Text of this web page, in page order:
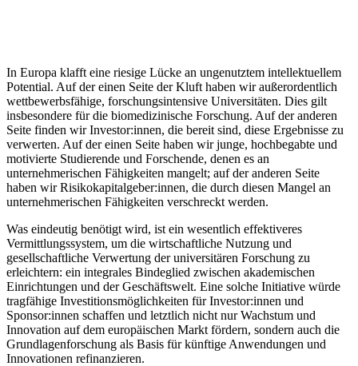
In Europa klafft eine riesige Lücke an ungenutztem intellektuellem
Potential. Auf der einen Seite der Kluft haben wir außerordentlich
wettbewerbsfähige, forschungsintensive Universitäten. Dies gilt
insbesondere für die biomedizinische Forschung. Auf der anderen
Seite finden wir Investor:innen, die bereit sind, diese Ergebnisse zu
verwerten. Auf der einen Seite haben wir junge, hochbegabte und
motivierte Studierende und Forschende, denen es an
unternehmerischen Fähigkeiten mangelt; auf der anderen Seite
haben wir Risikokapitalgeber:innen, die durch diesen Mangel an
unternehmerischen Fähigkeiten verschreckt werden.
Was eindeutig benötigt wird, ist ein wesentlich effektiveres
Vermittlungssystem, um die wirtschaftliche Nutzung und
gesellschaftliche Verwertung der universitären Forschung zu
erleichtern: ein integrales Bindeglied zwischen akademischen
Einrichtungen und der Geschäftswelt. Eine solche Initiative würde
tragfähige Investitionsmöglichkeiten für Investor:innen und
Sponsor:innen schaffen und letztlich nicht nur Wachstum und
Innovation auf dem europäischen Markt fördern, sondern auch die
Grundlagenforschung als Basis für künftige Anwendungen und
Innovationen refinanzieren.